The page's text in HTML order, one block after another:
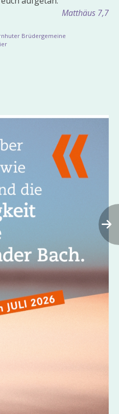
Matthäus 7,7
Brüdergemeine